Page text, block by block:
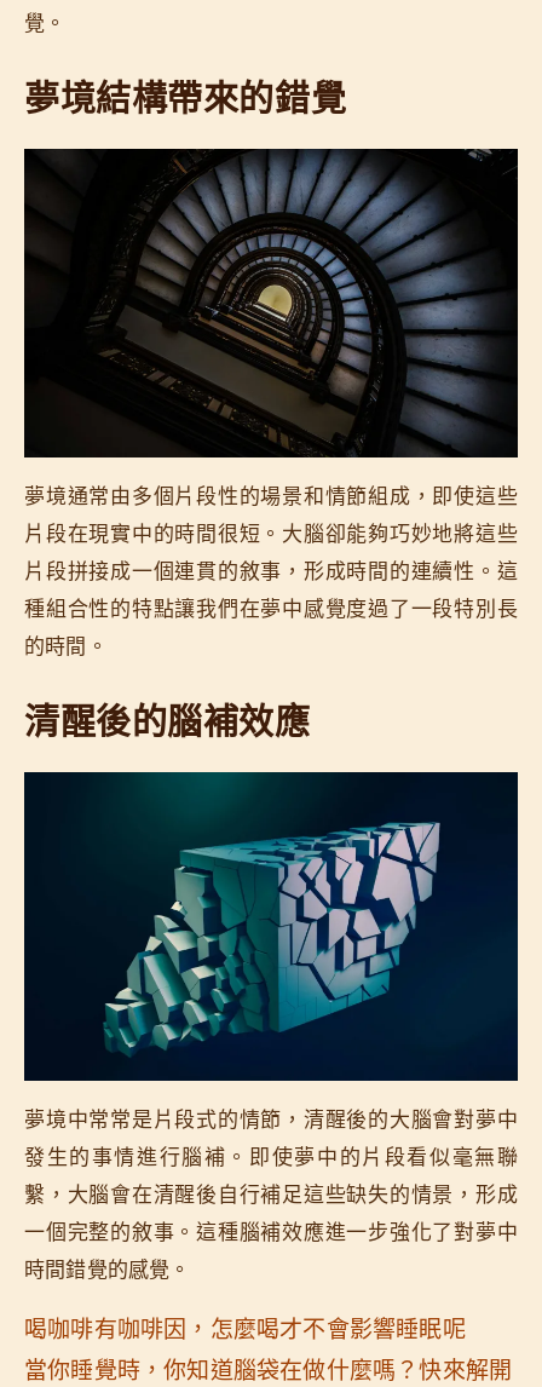
覺。
夢境結構帶來的錯覺
夢境通常由多個片段性的場景和情節組成，即使這些
片段在現實中的時間很短。大腦卻能夠巧妙地將這些
片段拼接成一個連貫的敘事，形成時間的連續性。這
種組合性的特點讓我們在夢中感覺度過了一段特別長
的時間。
清醒後的腦補效應
夢境中常常是片段式的情節，清醒後的大腦會對夢中
發生的事情進行腦補。即使夢中的片段看似毫無聯
繫，大腦會在清醒後自行補足這些缺失的情景，形成
一個完整的敘事。這種腦補效應進一步強化了對夢中
時間錯覺的感覺。
喝咖啡有咖啡因，怎麼喝才不會影響睡眠呢
當你睡覺時，你知道腦袋在做什麼嗎？快來解開